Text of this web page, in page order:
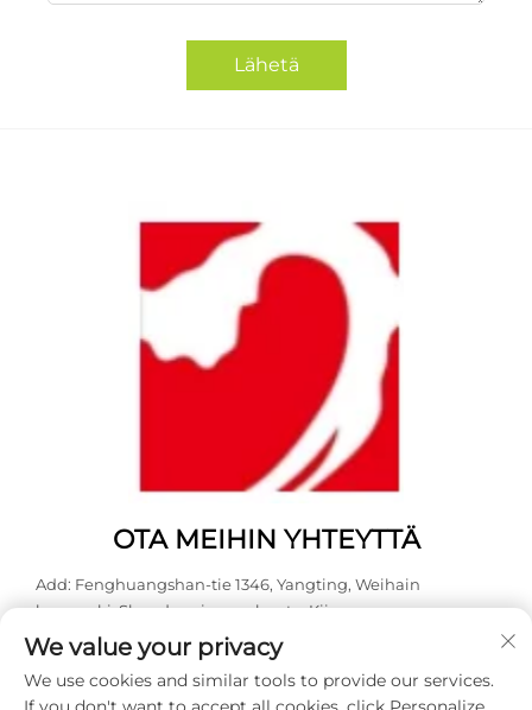
Lähetä
OTA MEIHIN YHTEYTTÄ
Add: Fenghuangshan-tie 1346, Yangting, Weihain
kaupunki, Shandongin maakunta, Kiina.
Puh:0631 5900466
Sähköposti:[email protected]
We value your privacy
We use cookies and similar tools to provide our services.